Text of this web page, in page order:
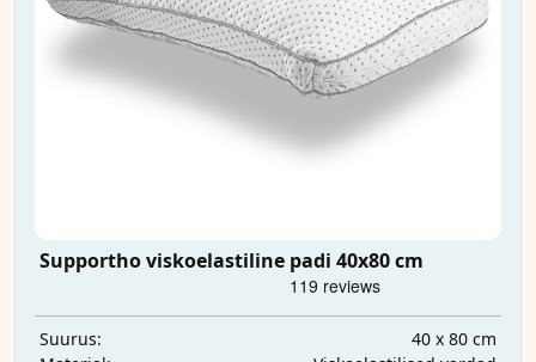
Supportho viskoelastiline padi 40x80 cm
Suurus:
40 x 80 cm